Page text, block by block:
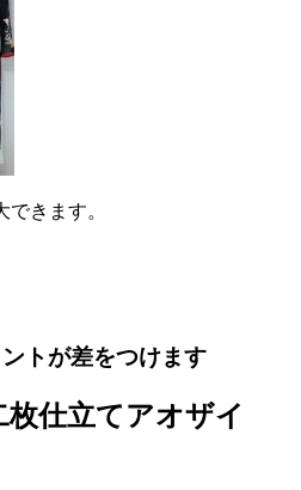
きます。
トが差をつけます
仕立てアオザイ